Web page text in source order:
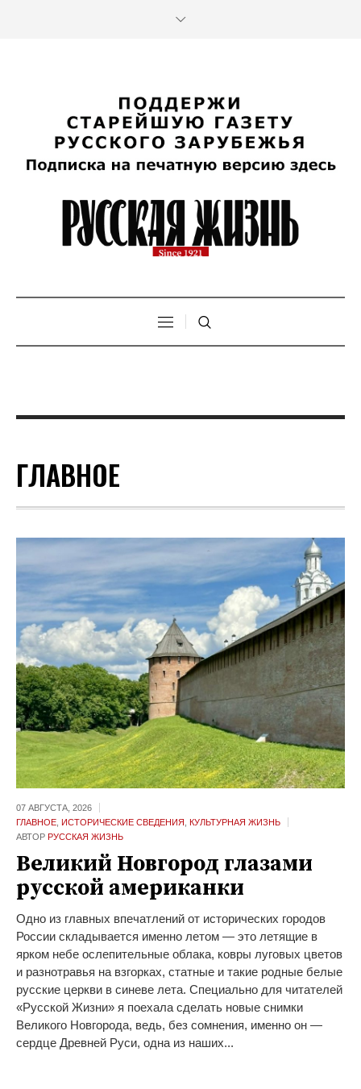
ГЛАВНОЕ
07 АВГУСТА, 2026
ГЛАВНОЕ, ИСТОРИЧЕСКИЕ СВЕДЕНИЯ КУЛЬТУРНАЯ ЖИЗНЬ
АВТОР РУССКАЯ ЖИЗНЬ
Великий Новгород глазами
русской американки
Одно из главных впечатлений от исторических городов
России складывается именно летом — это летящие в
ярком небе ослепительные облака, ковры луговых цветов
и разнотравья на взгорках, статные и такие родные белые
русские церкви в синеве лета. Специально для читателей
«Русской Жизни» я поехала сделать новые снимки
Великого Новгорода, ведь, без сомнения, именно он —
сердце Древней Руси, одна из наших...